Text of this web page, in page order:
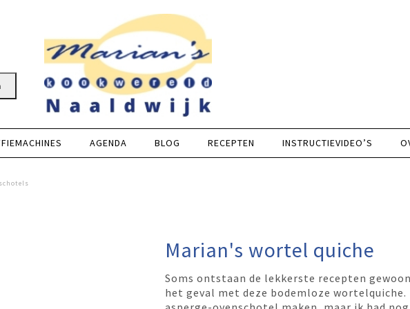
AGENDA BLOG RECEPTEN INSTRUCTIEVIDEO’S
Marian's wortel quiche
Soms ontstaan de lekkerste recepten
het geval met deze bodemloze
Marian’s E-book in je mailbox